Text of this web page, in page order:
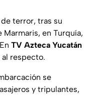
terror, tras su
en Turquía,
TV Azteca Yucatán
respecto.
se
y tripulantes,